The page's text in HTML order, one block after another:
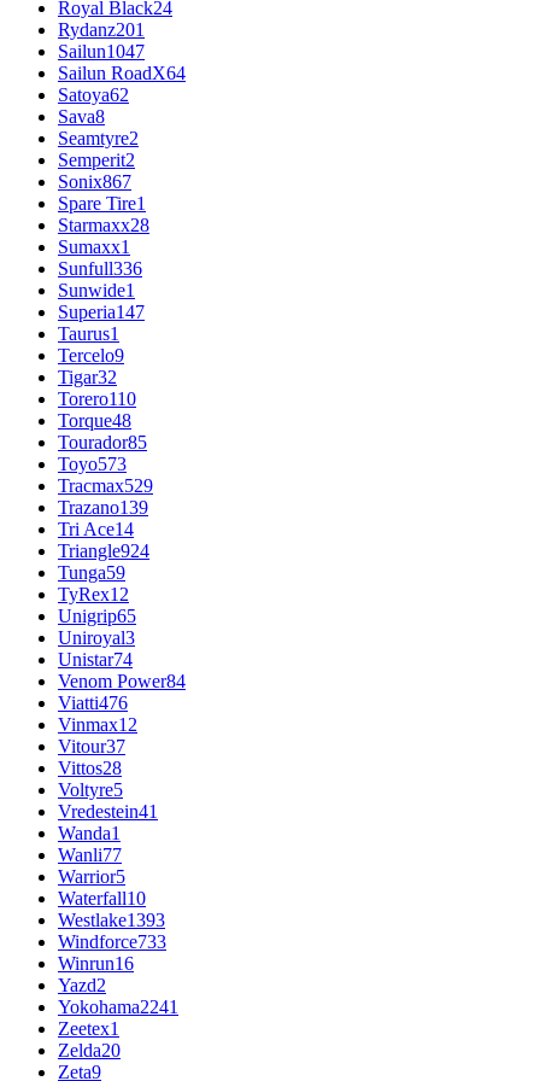
Royal Black24
Rydanz201
Sailun1047
Sailun RoadX64
Satoya62
Sava8
Seamtyre2
Semperit2
Sonix867
Spare Tire1
Starmaxx28
Sumaxx1
Sunfull336
Sunwide1
Superia147
Taurus1
Tercelo9
Tigar32
Torero110
Torque48
Tourador85
Toyo573
Tracmax529
Trazano139
Tri Ace14
Triangle924
Tunga59
TyRex12
Unigrip65
Uniroyal3
Unistar74
Venom Power84
Viatti476
Vinmax12
Vitour37
Vittos28
Voltyre5
Vredestein41
Wanda1
Wanli77
Warrior5
Waterfall10
Westlake1393
Windforce733
Winrun16
Yazd2
Yokohama2241
Zeetex1
Zelda20
Zeta9